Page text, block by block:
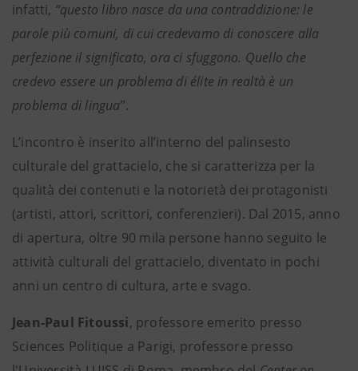
infatti, “questo libro nasce da una contraddizione: le
parole più comuni, di cui credevamo di conoscere alla
perfezione il significato, ora ci sfuggono. Quello che
credevo essere un problema di élite in realtà è un
problema di lingua”.
L’incontro è inserito all’interno del palinsesto
culturale del grattacielo, che si caratterizza per la
qualità dei contenuti e la notorietà dei protagonisti
(artisti, attori, scrittori, conferenzieri). Dal 2015, anno
di apertura, oltre 90 mila persone hanno seguito le
attività culturali del grattacielo, diventato in pochi
anni un centro di cultura, arte e svago.
Jean-Paul Fitoussi, professore emerito presso
Sciences Politique a Parigi, professore presso